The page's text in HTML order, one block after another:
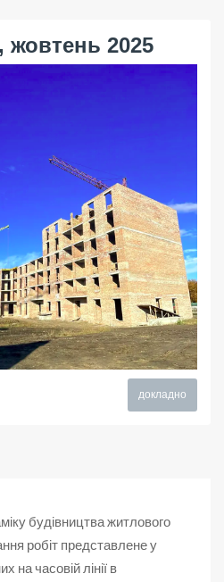
жовтень 2025
докладно
будівництва житлового
робіт представлене у
на часовій лінії в